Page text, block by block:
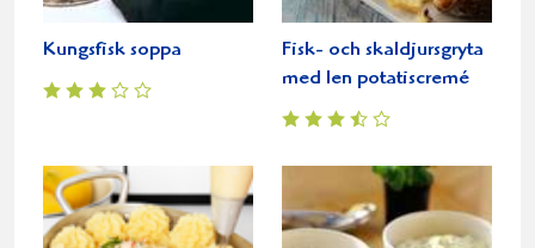
Kungsfisk soppa
Fisk- och skaldjursgryta
med len potatiscremé